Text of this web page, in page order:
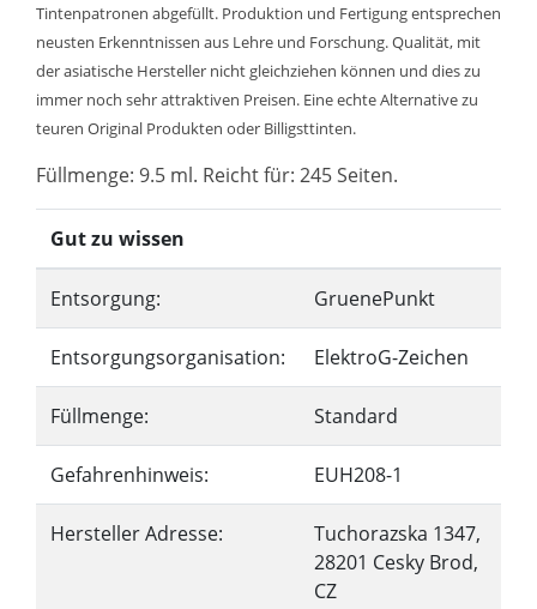
Tintenpatronen abgefüllt. Produktion und Fertigung entsprechen
neusten Erkenntnissen aus Lehre und Forschung. Qualität, mit
der asiatische Hersteller nicht gleichziehen können und dies zu
immer noch sehr attraktiven Preisen. Eine echte Alternative zu
teuren Original Produkten oder Billigsttinten.
Füllmenge: 9.5 ml. Reicht für: 245 Seiten.
Gut zu wissen
Entsorgung: GruenePunkt
Entsorgungsorganisation: ElektroG-Zeichen
Füllmenge: Standard
Gefahrenhinweis: EUH208-1
Hersteller Adresse:
Tuchorazska 1347,
28201 Cesky Brod,
CZ